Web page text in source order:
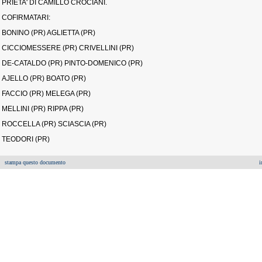
PRIETA' DI CAMILLO CROCIANI.
COFIRMATARI:
BONINO (PR) AGLIETTA (PR)
CICCIOMESSERE (PR) CRIVELLINI (PR)
DE-CATALDO (PR) PINTO-DOMENICO (PR)
AJELLO (PR) BOATO (PR)
FACCIO (PR) MELEGA (PR)
MELLINI (PR) RIPPA (PR)
ROCCELLA (PR) SCIASCIA (PR)
TEODORI (PR)
stampa questo documento